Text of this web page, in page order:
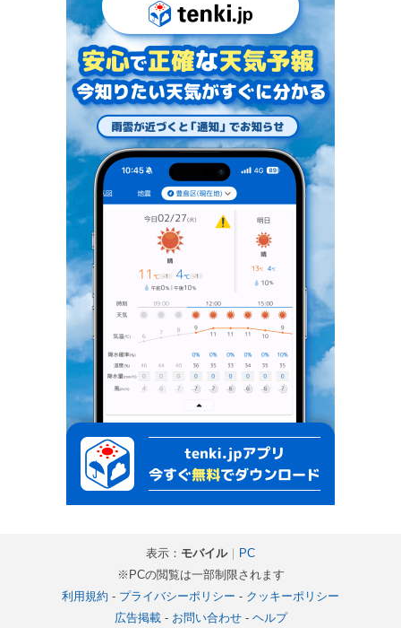
表示： モバイル｜ PC
※PCの閲覧は一部制限されます
利用規約 - プライバシーポリシー - クッキーポリシー
広告掲載- お問い合わせ- ヘルプ